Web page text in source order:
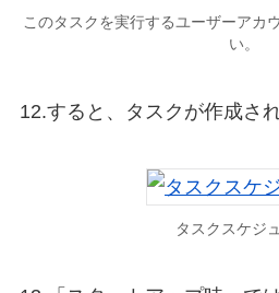
このタスクを実行するユーザーアカ
い。
12.すると、タスクが作成され
タスクスケジ